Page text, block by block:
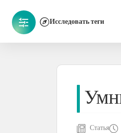
Исследовать теги
Статья